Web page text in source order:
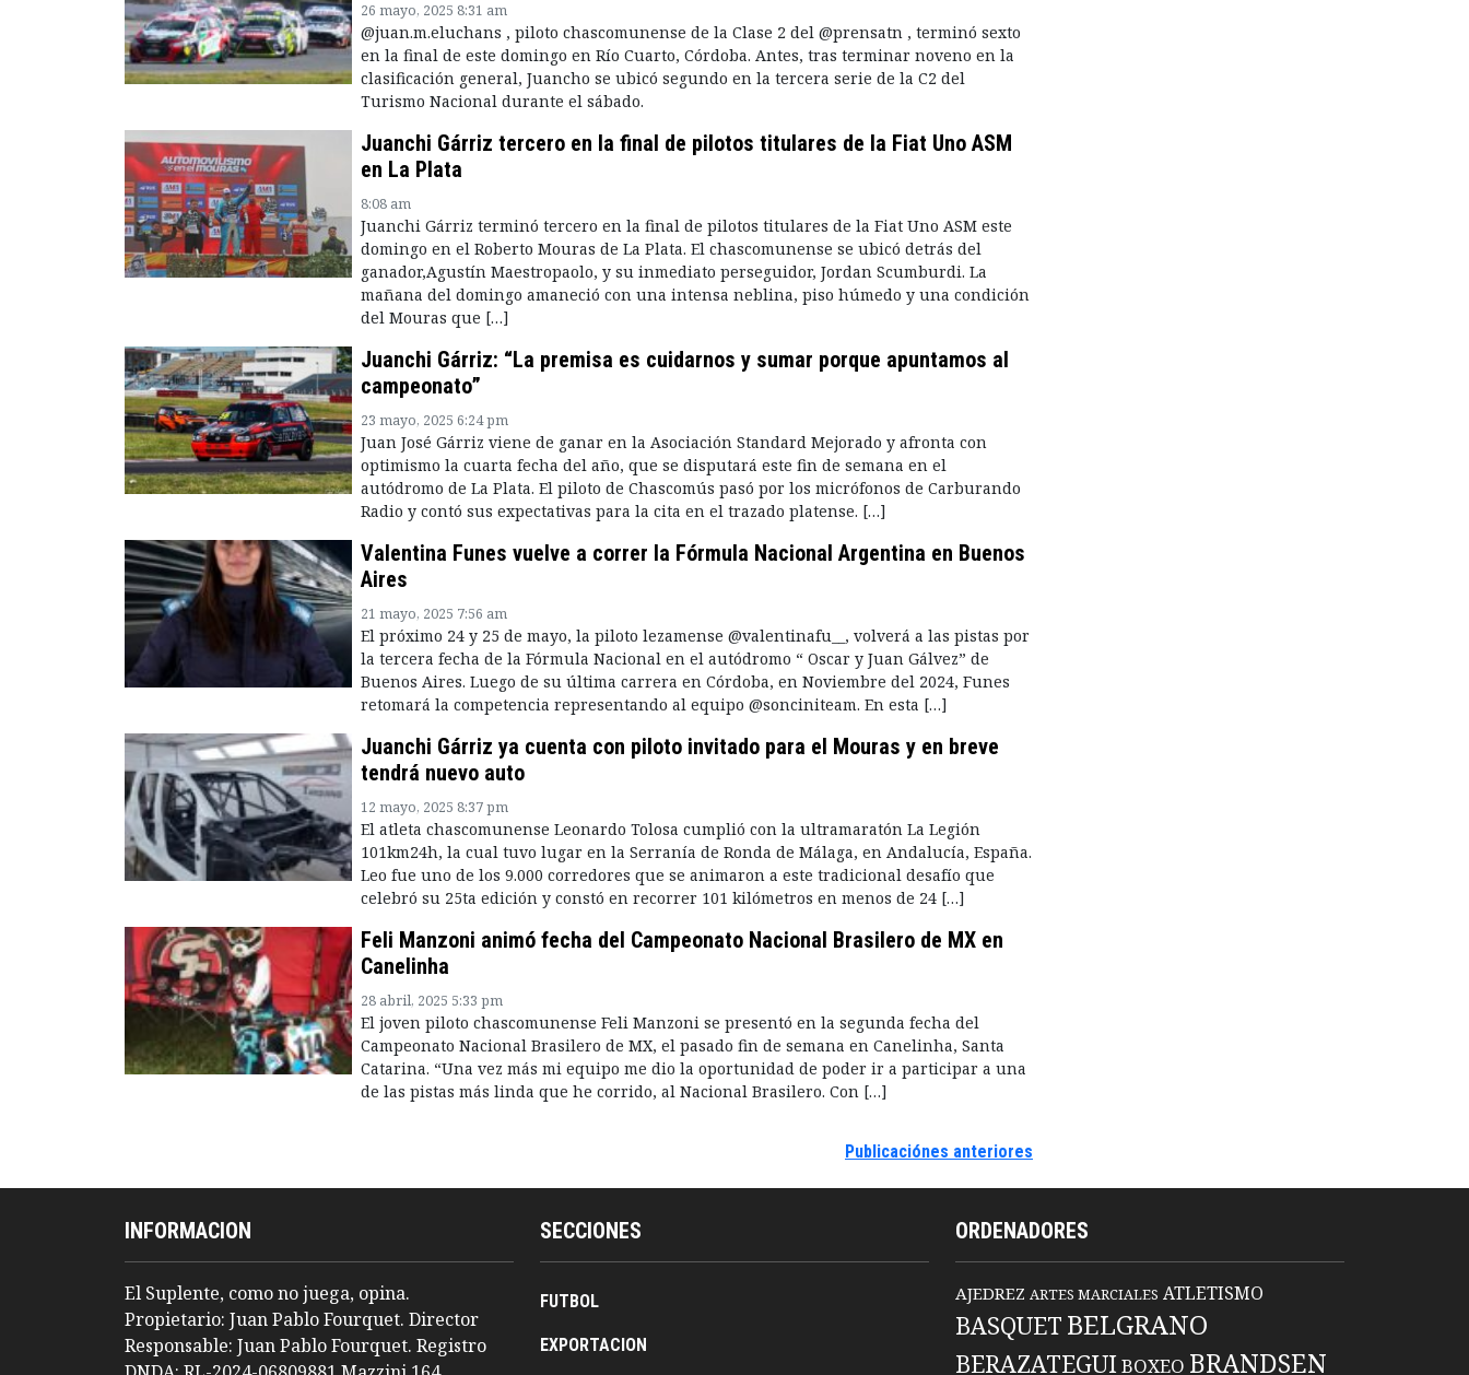
26 mayo, 2025 8:31 am
@juan.m.eluchans , piloto chascomunense de la Clase 2 del @prensatn , terminó sexto
en la final de este domingo en Río Cuarto, Córdoba. Antes, tras terminar noveno en la
clasificación general, Juancho se ubicó segundo en la tercera serie de la C2 del
Turismo Nacional durante el sábado.
Juanchi Gárriz tercero en la final de pilotos titulares de la Fiat Uno ASM
en La Plata
8:08 am
Juanchi Gárriz terminó tercero en la final de pilotos titulares de la Fiat Uno ASM este
domingo en el Roberto Mouras de La Plata. El chascomunense se ubicó detrás del
ganador,Agustín Maestropaolo, y su inmediato perseguidor, Jordan Scumburdi. La
mañana del domingo amaneció con una intensa neblina, piso húmedo y una condición
del Mouras que […]
Juanchi Gárriz: “La premisa es cuidarnos y sumar porque apuntamos al
campeonato”
23 mayo, 2025 6:24 pm
Juan José Gárriz viene de ganar en la Asociación Standard Mejorado y afronta con
optimismo la cuarta fecha del año, que se disputará este fin de semana en el
autódromo de La Plata. El piloto de Chascomús pasó por los micrófonos de Carburando
Radio y contó sus expectativas para la cita en el trazado platense. […]
Valentina Funes vuelve a correr la Fórmula Nacional Argentina en Buenos
Aires
21 mayo, 2025 7:56 am
El próximo 24 y 25 de mayo, la piloto lezamense @valentinafu__, volverá a las pistas por
la tercera fecha de la Fórmula Nacional en el autódromo “ Oscar y Juan Gálvez” de
Buenos Aires. Luego de su última carrera en Córdoba, en Noviembre del 2024, Funes
retomará la competencia representando al equipo @sonciniteam. En esta […]
Juanchi Gárriz ya cuenta con piloto invitado para el Mouras y en breve
tendrá nuevo auto
12 mayo, 2025 8:37 pm
El atleta chascomunense Leonardo Tolosa cumplió con la ultramaratón La Legión
101km24h, la cual tuvo lugar en la Serranía de Ronda de Málaga, en Andalucía, España.
Leo fue uno de los 9.000 corredores que se animaron a este tradicional desafío que
celebró su 25ta edición y constó en recorrer 101 kilómetros en menos de 24 […]
Feli Manzoni animó fecha del Campeonato Nacional Brasilero de MX en
Canelinha
28 abril, 2025 5:33 pm
El joven piloto chascomunense Feli Manzoni se presentó en la segunda fecha del
Campeonato Nacional Brasilero de MX, el pasado fin de semana en Canelinha, Santa
Catarina. “Una vez más mi equipo me dio la oportunidad de poder ir a participar a una
de las pistas más linda que he corrido, al Nacional Brasilero. Con […]
Publicaciónes anteriores
INFORMACION
El Suplente, como no juega, opina.
Propietario: Juan Pablo Fourquet. Director
Responsable: Juan Pablo Fourquet. Registro
SECCIONES
FUTBOL
EXPORTACION
ORDENADORES
AJEDREZ ARTES MARCIALES ATLETISMO
BASQUET BELGRANO
BERAZATEGUIBOXEO BRANDSEN